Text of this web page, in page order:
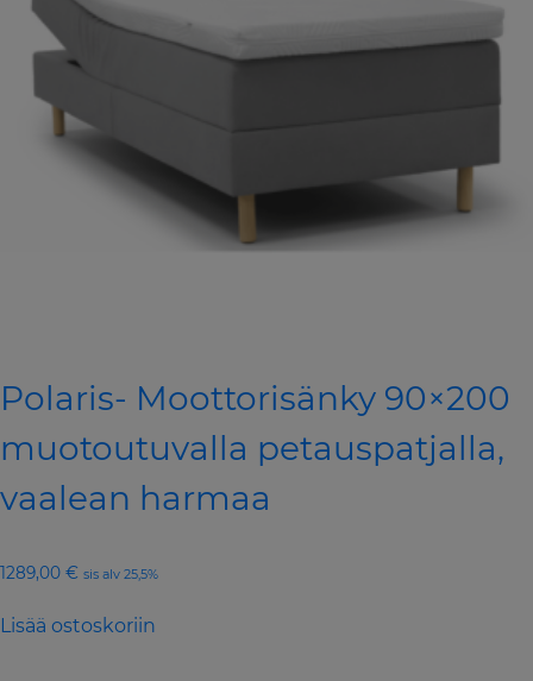
Polaris- Moottorisänky 90×200
muotoutuvalla petauspatjalla,
vaalean harmaa
1289,00 € sis alv 25,5%
Lisää ostoskoriin